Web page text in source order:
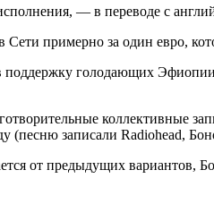
— в переводе с
Сети примерно за один евро,
поддержку голодающих
коллективные
(песню записали Radiohead,
от предыдущих вариантов,